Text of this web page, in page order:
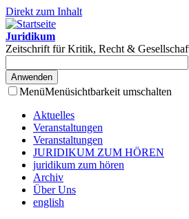
Direkt zum Inhalt
Juridikum
Zeitschrift für Kritik, Recht &
MenüMenüsichtbarkeit umschalten
Aktuelles
Veranstaltungen
Veranstaltungen
JURIDIKUM ZUM HÖREN
juridikum zum hören
Archiv
Über Uns
english